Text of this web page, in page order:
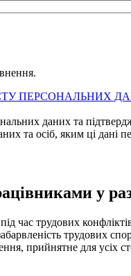
ПЕРСОНАЛЬНИХ
даних та
та осіб, яким ці дані
у
час трудових
трудових
прийнятне для усіх